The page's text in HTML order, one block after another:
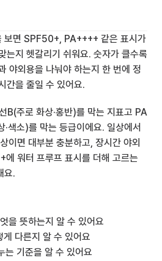
보면 SPF50+, PA++++ 같은 표시가
는지 헷갈리기 쉬워요. 숫자가 클수록
야외용을 나눠야 하는지 한 번에 정
간을 줄일 수 있어요.
B(주로 화상·홍반)를 막는 지표고 PA
색소)를 막는 등급이에요. 일상에서
이면 대부분 충분하고, 장시간 야외
워터 프루프 표시를 더해 고르는
요.
을 뜻하는지 알 수 있어요
다른지 알 수 있어요
는 기준을 알 수 있어요